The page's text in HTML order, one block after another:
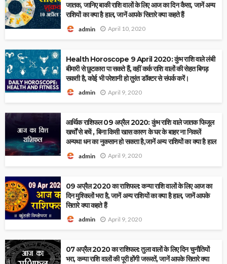
जातक, जानिए बाकी राशि वालों के लिए आज का दिन कैसा, जानें अन्य
राशियों का क्या है हाल, जानें आपके सितारे क्या कहते हैं
admin April 10, 2020
Health Horoscope 9 April 2020: कुंभ राशि वाले लंबी
बीमारी से छुटकारा पा सकते हैं, वहीं कर्क राशि वालों की सेहत बिगड़
सकती है, कोई भी परेशानी हो तुरंत डॉक्टर से संपर्क करें।
admin April 9, 2020
आर्थिक राशिफल 09 अप्रैल 2020: कुंभ राशि वाले जातक फिजूल
खर्चों से बचें , बिना किसी खास कारण के घर के बाहर ना निकलें
अन्यथा धन का नुकसान हो सकता है,जानें अन्य राशियों का क्या है हाल
admin April 9, 2020
09 अप्रैल 2020 का राशिफल: कन्या राशि वालों के लिए आज का
दिन मुश्किलों भरा है, जानें अन्य राशियों का क्या है हाल, जानें आपके
सितारे क्या कहते हैं
admin April 9, 2020
07 अप्रैल 2020 का राशिफल: तुला वालों के लिए दिन चुनौतियों
भरा, कन्या राशि वालों की पूरी होंगी जरूरतें, जानें आपके सितारे क्या